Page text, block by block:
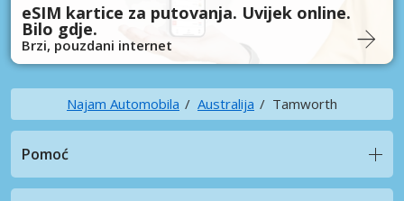
eSIM kartice za putovanja. Uvijek online.
Bilo gdje.
Brzi, pouzdani internet
Najam Automobila Australija Tamworth
Pomoć